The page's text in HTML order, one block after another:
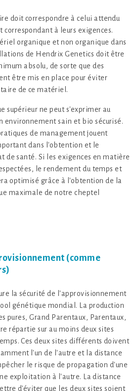
doit correspondre à celui attendu
correspondant à leurs exigences.
organique et non organique dans
de Hendrix Genetics doit être
absolu, de sorte que des
être mis en place pour éviter
de ce matériel.
supérieur ne peut s'exprimer au
environnement sain et bio sécurisé.
de management jouent
dans l'obtention et le
de santé. Si les exigences en matière
le rendement du temps et
optimisé grâce à l'obtention de la
maximale de notre cheptel
(comme
la sécurité de l'approvisionnement
génétique mondial. La production
pures, Grand Parentaux, Parentaux,
répartie sur au moins deux sites
Ces deux sites différents doivent
l'un de l'autre et la distance
le risque de propagation d'une
exploitation à l'autre. La distance
d'éviter que les deux sites soient